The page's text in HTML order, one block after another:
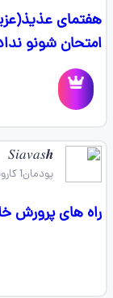
هفتمای
امتحان شونو
𝑆𝑖𝑎𝑣𝑎𝑠𝒉
پودمان1 کاروفناوری هفتم
راه های پرورش